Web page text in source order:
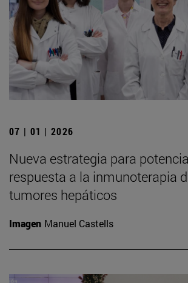
07 | 01 | 2026
Nueva estrategia para
respuesta a la inmunoterapia
tumores hepáticos
Imagen Manuel Castells